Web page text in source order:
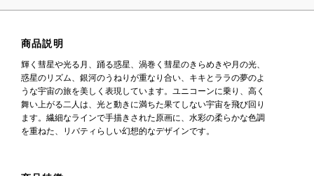
商品説明
輝く彗星や光る月、踊る惑星、渦巻く彗星のきらめきや月の光、
惑星のリズム、銀河のうねりが重なり合い、キキとララの夢のよ
うな宇宙の旅を美しく表現しています。ユニコーンに乗り、高く
舞い上がる二人は、光と動きに満ちた果てしない宇宙を飛び回り
ます。繊細なラインで手描きされた原画に、水彩の柔らかな色調
を重ねた、リバティらしい幻想的なデザインです。